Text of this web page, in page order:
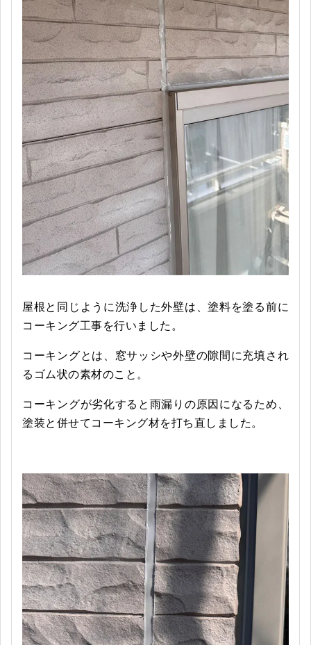
屋根と同じように洗浄した外壁は、塗料を塗る前に
コーキング工事を行いました。
コーキングとは、窓サッシや外壁の隙間に充填され
るゴム状の素材のこと。
コーキングが劣化すると雨漏りの原因になるため、
塗装と併せてコーキング材を打ち直しました。